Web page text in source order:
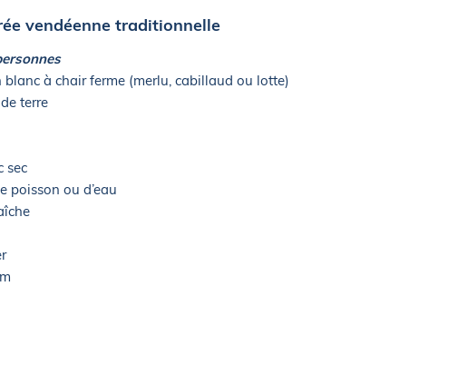
vendéenne traditionnelle
à chair ferme (merlu, cabillaud ou lotte)
terre
sec
ou d’eau